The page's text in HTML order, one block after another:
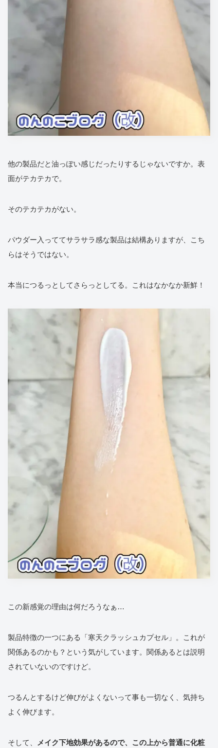
他の製品だと油っぽい感じだったりするじゃないですか。表
面がテカテカで。
そのテカテカがない。
パウダー入っててサラサラ感な製品は結構ありますが、こち
らはそうではない。
本当につるっとしてさらっとしてる。これはなかなか新鮮！
この新感覚の理由は何だろうなぁ…
製品特徴の一つにある「寒天クラッシュカプセル」。これが
関係あるのかも？という気がしています。関係あるとは説明
されていないのですけど。
つるんとするけど伸びがよくないって事も一切なく、気持ち
よく伸びます。
そして、
メイク下地効果があるので、この上から普通に化粧